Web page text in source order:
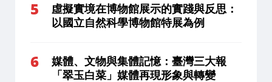
虛擬實境在博物館展示的實踐與反思：
以國立自然科學博物館特展為例
媒體、文物與集體記憶：臺灣三大報
「翠玉白菜」媒體再現形象與轉變